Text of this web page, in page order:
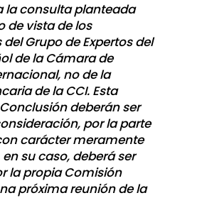
la consulta planteada
de vista de los
Grupo de Expertos del
de la Cámara de
no de la
de la CCI. Esta
deberán ser
por la parte
carácter meramente
su caso, deberá ser
la propia Comisión
próxima reunión de la